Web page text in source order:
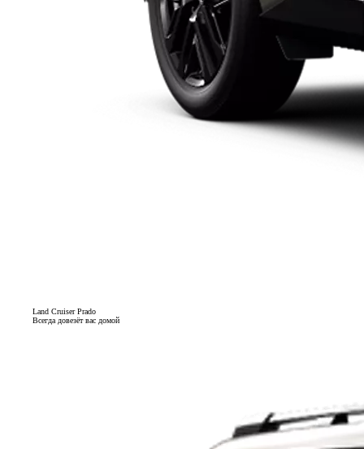
Land Cruiser Prado
Всегда довезёт вас домой